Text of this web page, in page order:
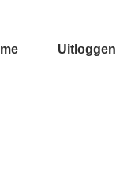
Uitloggen